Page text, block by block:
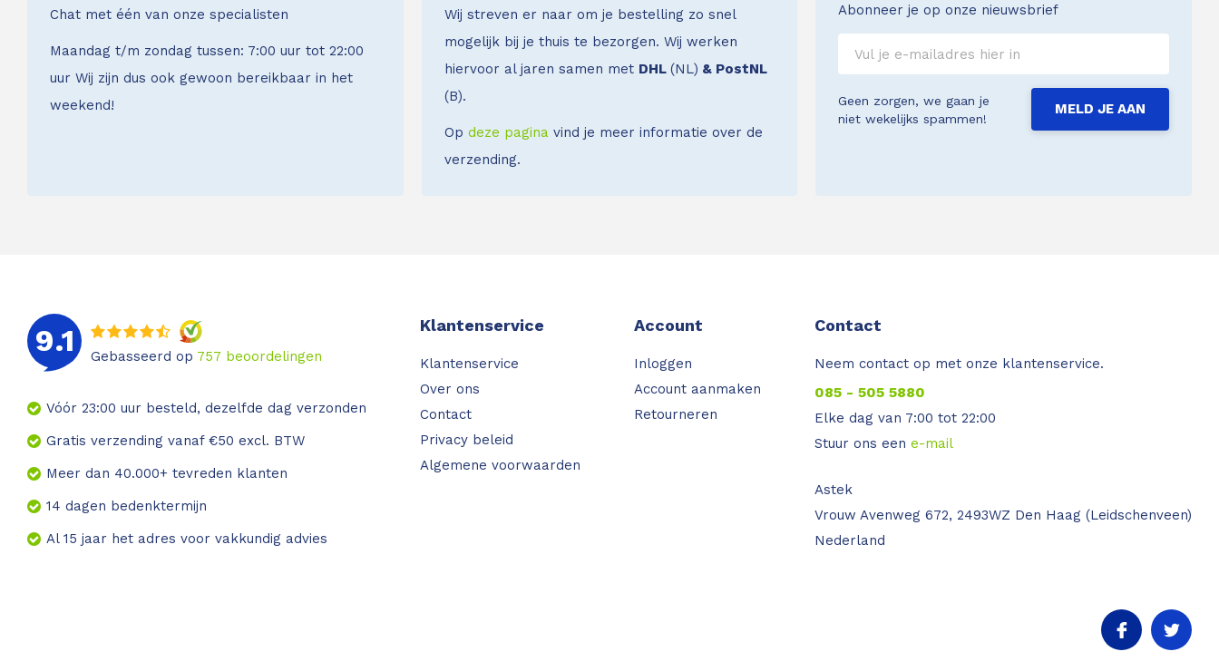
Chat met één van onze specialisten
Maandag t/m zondag tussen: 7:00 uur tot 22:00
uur Wij zijn dus ook gewoon bereikbaar in het
weekend!
Wij streven er naar om je bestelling zo snel
mogelijk bij je thuis te bezorgen. Wij werken
hiervoor al jaren samen met DHL (NL) & PostNL
(B).
Op deze pagina vind je meer informatie over de
verzending.
Abonneer je op onze nieuwsbrief
Geen zorgen, we gaan je
niet wekelijks spammen!
MELD JE AAN
9.1 Gebasseerd op 757 beoordelingen
Vóór 23:00 uur besteld, dezelfde dag verzonden
Gratis verzending vanaf €50 excl. BTW
Meer dan 40.000+ tevreden klanten
14 dagen bedenktermijn
Al 15 jaar het adres voor vakkundig advies
Klantenservice
Klantenservice
Over ons
Contact
Privacy beleid
Algemene voorwaarden
Account
Inloggen
Account aanmaken
Retourneren
Contact
Neem contact op met onze klantenservice.
085 - 505 5880
Elke dag van 7:00 tot 22:00
Stuur ons een e-mail
Astek
Vrouw Avenweg 672, 2493WZ Den Haag (Leidschenveen)
Nederland